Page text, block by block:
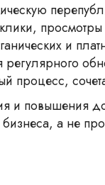
и
процесс,
повышения
а не